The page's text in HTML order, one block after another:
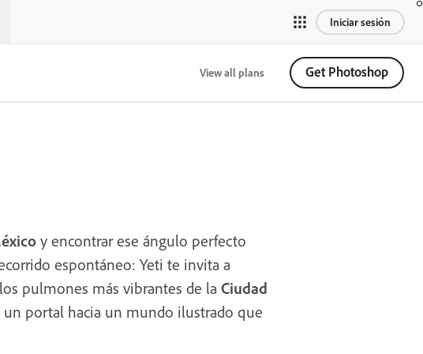
Iniciar sesión
View all plans Get Photoshop
y encontrar ese ángulo perfecto
espontáneo: Yeti te invita a
pulmones más vibrantes de la Ciudad
portal hacia un mundo ilustrado que